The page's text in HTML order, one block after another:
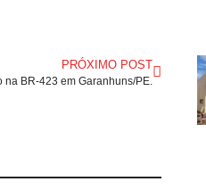
PRÓXIMO POST
na BR-423 em Garanhuns/PE.